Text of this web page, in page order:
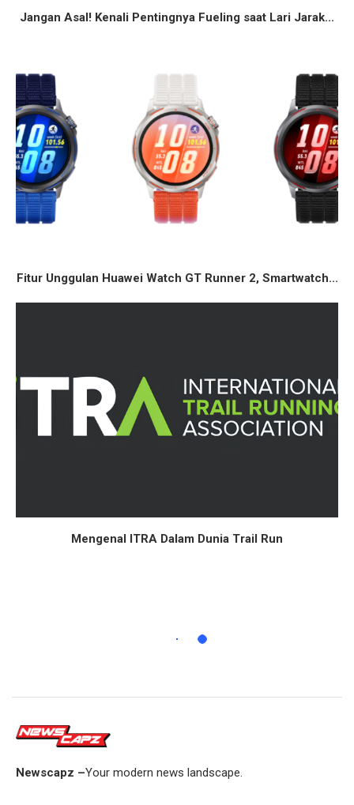
Jangan Asal! Kenali Pentingnya Fueling saat Lari Jarak...
Fitur Unggulan Huawei Watch GT Runner 2, Smartwatch...
Mengenal ITRA Dalam Dunia Trail Run
Newscapz –Your modern news landscape.